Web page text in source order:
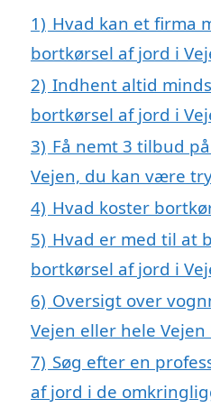
1) Hvad kan et firma
bortkørsel af jord i
2) Indhent altid
bortkørsel af jord i
3) Få nemt 3 tilbud
Vejen, du kan være
4) Hvad koster
5) Hvad er med til at
bortkørsel af jord i
6) Oversigt over
Vejen eller hele
7) Søg efter en
af jord i de